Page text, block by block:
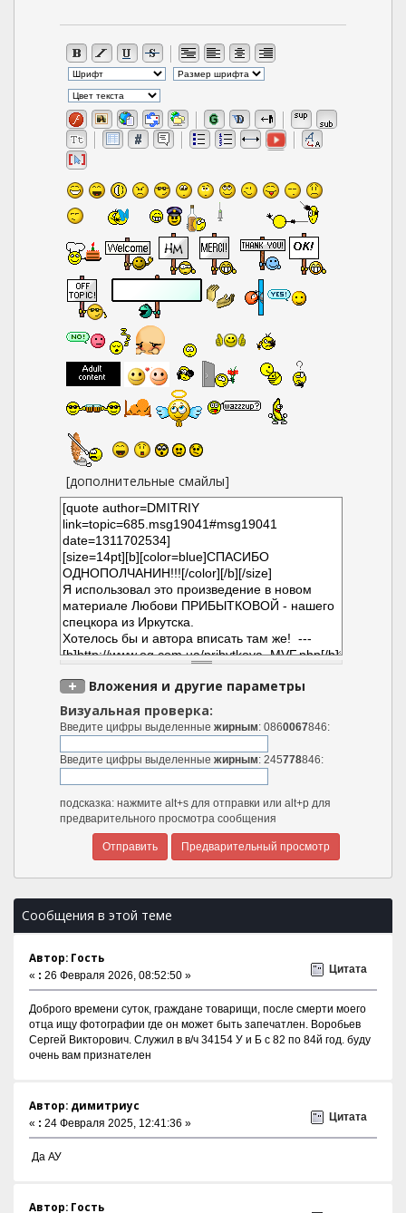
[дополнительные смайлы]
Вложения и другие параметры
Визуальная проверка:
Введите цифры выделенныежирным: 0860067846:
Введите цифры выделенныежирным: 245778846:
подсказка: нажмите alt+s для отправки или alt+p для
предварительного просмотра сообщения
Сообщения в этой теме
Автор: Гость
« : 26 Февраля 2026, 08:52:50 »
Цитата
Доброго времени суток, граждане товарищи, после смерти моего
отца ищу фотографии где он может быть запечатлен. Воробьев
Сергей Викторович. Служил в в/ч 34154 У и Б с 82 по 84й год. буду
очень вам признателен
Автор: димитриус
« : 24 Февраля 2025, 12:41:36 »
Цитата
Да АУ
Автор: Гость